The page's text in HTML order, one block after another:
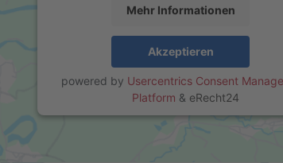
Mehr Informationen
Akzeptieren
powered by Usercentrics Consent
Platform & eRecht24